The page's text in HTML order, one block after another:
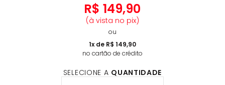
R$ 149,90
(à vista no pix)
ou
1x de R$ 149,90
no cartão de crédito
SELECIONE A QUANTIDADE